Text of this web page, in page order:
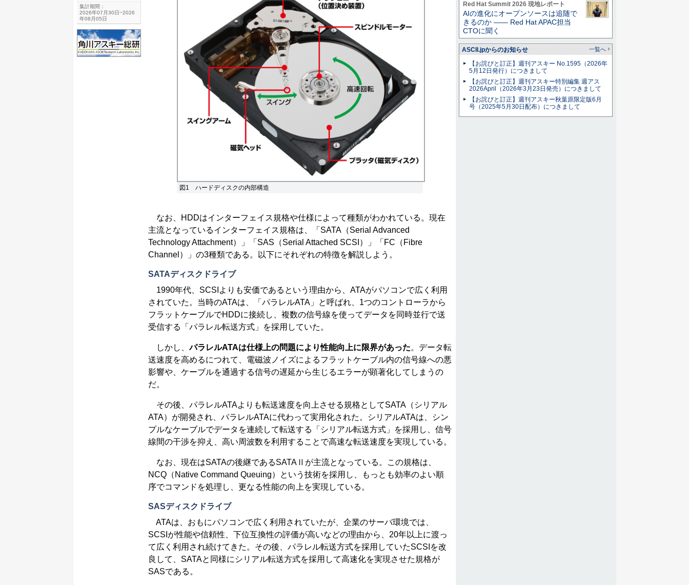
図1 ハードディスクの内部構造
なお、HDDはインターフェイス規格や仕様によって種類がわかれている。現在
主流となっているインターフェイス規格は、「SATA（Serial Advanced
Technology Attachment）」「SAS（Serial Attached SCSI）」「FC（Fibre
Channel）」の3種類である。以下にそれぞれの特徴を解説しよう。
SATAディスクドライブ
1990年代、SCSIよりも安価であるという理由から、ATAがパソコンで広く利用
されていた。当時のATAは、「パラレルATA」と呼ばれ、1つのコントローラから
フラットケーブルでHDDに接続し、複数の信号線を使ってデータを同時並行で送
受信する「パラレル転送方式」を採用していた。
しかし、パラレルATAは仕様上の問題により性能向上に限界があった。データ転
送速度を高めるにつれて、電磁波ノイズによるフラットケーブル内の信号線への悪
影響や、ケーブルを通過する信号の遅延から生じるエラーが顕著化してしまうの
だ。
その後、パラレルATAよりも転送速度を向上させる規格としてSATA（シリアル
ATA）が開発され、パラレルATAに代わって実用化された。シリアルATAは、シン
プルなケーブルでデータを連続して転送する「シリアル転送方式」を採用し、信号
線間の干渉を抑え、高い周波数を利用することで高速な転送速度を実現している。
なお、現在はSATAの後継であるSATAⅡが主流となっている。この規格は、
NCQ（Native Command Queuing）という技術を採用し、もっとも効率のよい順
序でコマンドを処理し、更なる性能の向上を実現している。
SASディスクドライブ
ATAは、おもにパソコンで広く利用されていたが、企業のサーバ環境では、
SCSIが性能や信頼性、下位互換性の評価が高いなどの理由から、20年以上に渡っ
て広く利用され続けてきた。その後、パラレル転送方式を採用していたSCSIを改
良して、SATAと同様にシリアル転送方式を採用して高速化を実現させた規格が
SASである。
集計期間：
2026年07月30日~2026
年08月05日
Red Hat Summit 2026 現地レポート
AIの進化にオープンソースは追随で
きるのか ―― Red Hat APAC担当
CTOに聞く
ASCII.jpからのお知らせ 一覧へ
【お詫びと訂正】週刊アスキー No.1595（2026年
5月12日発行）につきまして
【お詫びと訂正】週刊アスキー特別編集 週アス
2026April（2026年3月23日発売）につきまして
【お詫びと訂正】週刊アスキー秋葉原限定版6月
号（2025年5月30日配布）につきまして